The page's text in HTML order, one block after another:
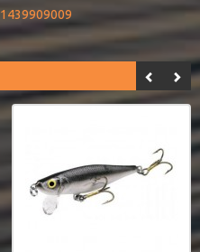
1439909009